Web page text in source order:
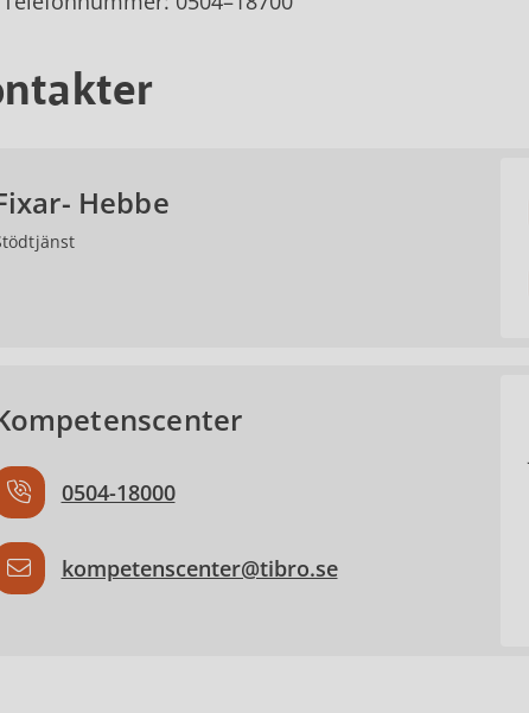
Hebbe
0504-18000
kompetenscenter@tibro.se